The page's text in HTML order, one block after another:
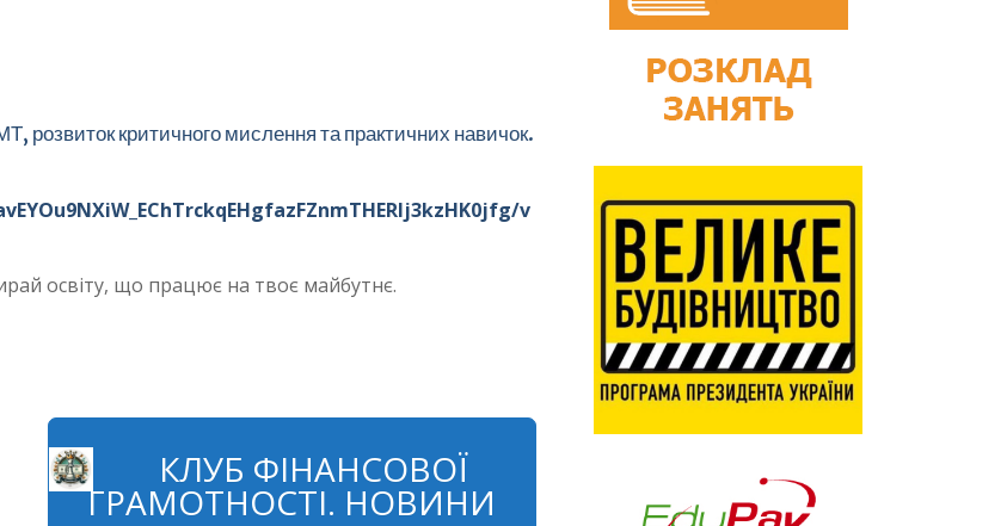
розвиток критичного мислення та практичних навичок.
v
освіту, що працює на твоє майбутнє.
КЛУБ ФІНАНСОВОЇ
ГРАМОТНОСТІ. НОВИНИ